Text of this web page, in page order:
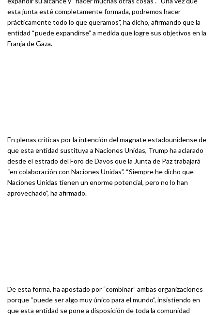
esta junta esté completamente formada, podremos hacer
prácticamente todo lo que queramos”, ha dicho, afirmando que la
entidad “puede expandirse” a medida que logre sus objetivos en la
Franja de Gaza.
En plenas críticas por la intención del magnate estadounidense de
que esta entidad sustituya a Naciones Unidas, Trump ha aclarado
desde el estrado del Foro de Davos que la Junta de Paz trabajará
“en colaboración con Naciones Unidas”. “Siempre he dicho que
Naciones Unidas tienen un enorme potencial, pero no lo han
aprovechado”, ha afirmado.
De esta forma, ha apostado por “combinar” ambas organizaciones
porque “puede ser algo muy único para el mundo”, insistiendo en
que esta entidad se pone a disposición de toda la comunidad